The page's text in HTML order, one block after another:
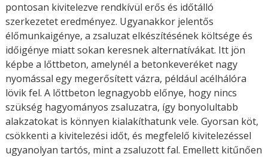
pontosan kivitelezve rendkívül erős és időtálló
szerkezetet eredményez. Ugyanakkor jelentős
élőmunkaigénye, a zsaluzat elkészítésének költsége és
időigénye miatt sokan keresnek alternatívákat. Itt jön
képbe a lőttbeton, amelynél a betonkeveréket nagy
nyomással egy megerősített vázra, például acélhálóra
lövik fel. A lőttbeton legnagyobb előnye, hogy nincs
szükség hagyományos zsaluzatra, így bonyolultabb
alakzatokat is könnyen kialakíthatunk vele. Gyorsan köt,
csökkenti a kivitelezési időt, és megfelelő kivitelezéssel
ugyanolyan tartós, mint a zsaluzott fal. Emellett kitűnően